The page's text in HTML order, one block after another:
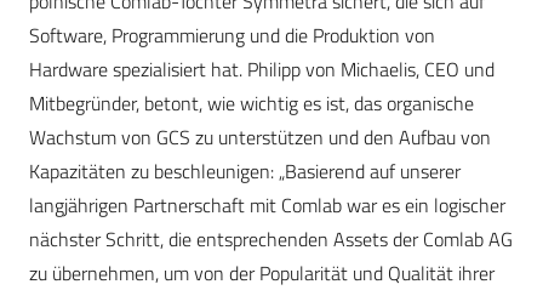
Software, Programmierung und die Produktion von
Hardware spezialisiert hat. Philipp von Michaelis, CEO und
Mitbegründer, betont, wie wichtig es ist, das organische
Wachstum von GCS zu unterstützen und den Aufbau von
Kapazitäten zu beschleunigen: „Basierend auf unserer
langjährigen Partnerschaft mit Comlab war es ein logischer
nächster Schritt, die entsprechenden Assets der Comlab AG
zu übernehmen, um von der Popularität und Qualität ihrer